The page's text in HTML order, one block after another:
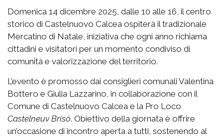
Domenica 14 dicembre 2025, dalle 10 alle 16, il centro
storico di Castelnuovo Calcea ospiterà il tradizionale
Mercatino di Natale, iniziativa che ogni anno richiama
cittadini e visitatori per un momento condiviso di
comunità e valorizzazione del territorio.
L’evento è promosso dai consiglieri comunali Valentina
Bottero e Giulia Lazzarino, in collaborazione con il
Comune di Castelnuovo Calcea e la Pro Loco
Castelneuv Brisó. Obiettivo della giornata è offrire
un’occasione di incontro aperta a tutti, sostenendo al